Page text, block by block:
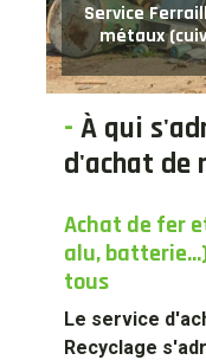
Service
métaux
- À qui
d'achat de
Achat de fer
alu,
tous
Le service
Recyclage